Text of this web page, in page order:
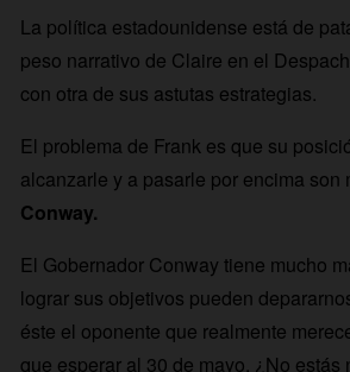
La política estadounidense está de
peso narrativo de Claire en el
con otra de sus astutas estrategias.
El problema de Frank es que su
alcanzarle y a pasarle por encima
Conway.
El Gobernador Conway tiene mucho
lograr sus objetivos pueden
éste el oponente que realmente
que esperar al 30 de mayo. ¿No estás